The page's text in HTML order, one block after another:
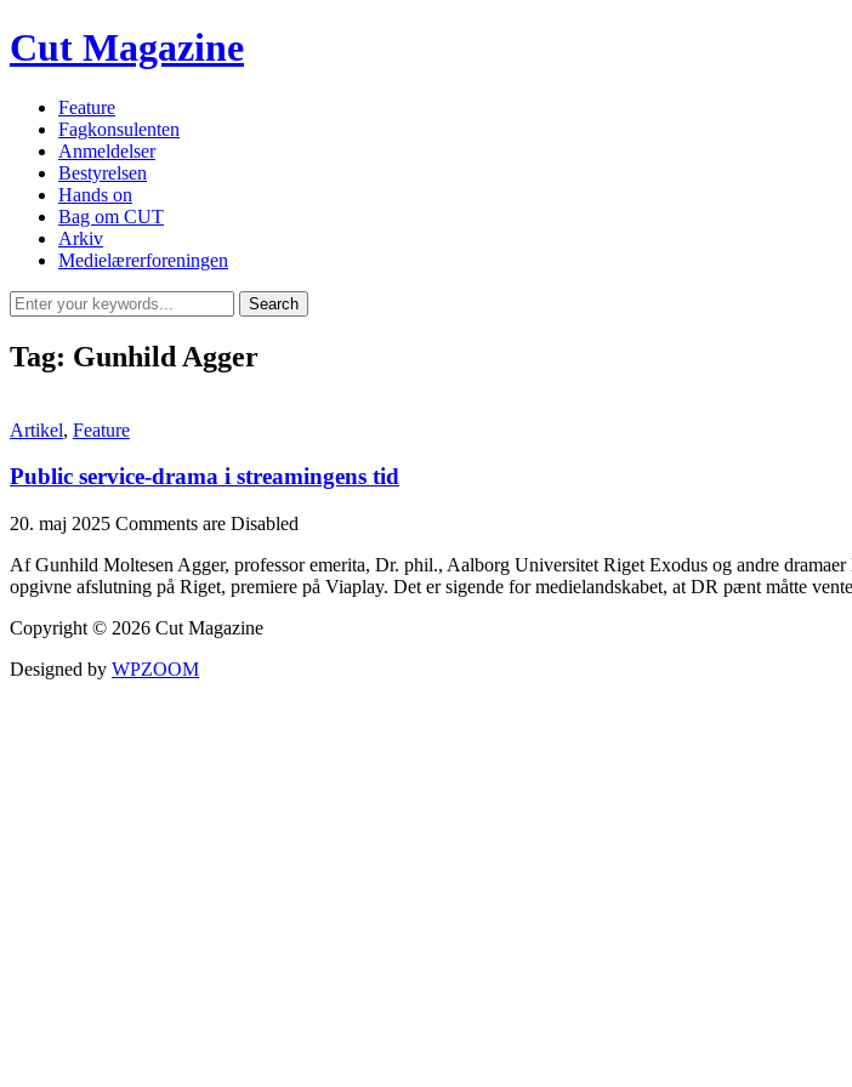
Cut Magazine
Feature
Fagkonsulenten
Anmeldelser
Bestyrelsen
Hands on
Bag om CUT
Arkiv
Medielærerforeningen
Tag: Gunhild Agger
Artikel, Feature
Public service-drama i streamingens tid
20. maj 2025 Comments are Disabled
Af Gunhild Moltesen Agger, professor emerita, Dr. phil., Aalborg Universitet Riget Exodus og andre
opgivne afslutning på Riget, premiere på Viaplay. Det er sigende for medielandskabet, at DR pænt måtte
Copyright © 2026 Cut Magazine
Designed by WPZOOM